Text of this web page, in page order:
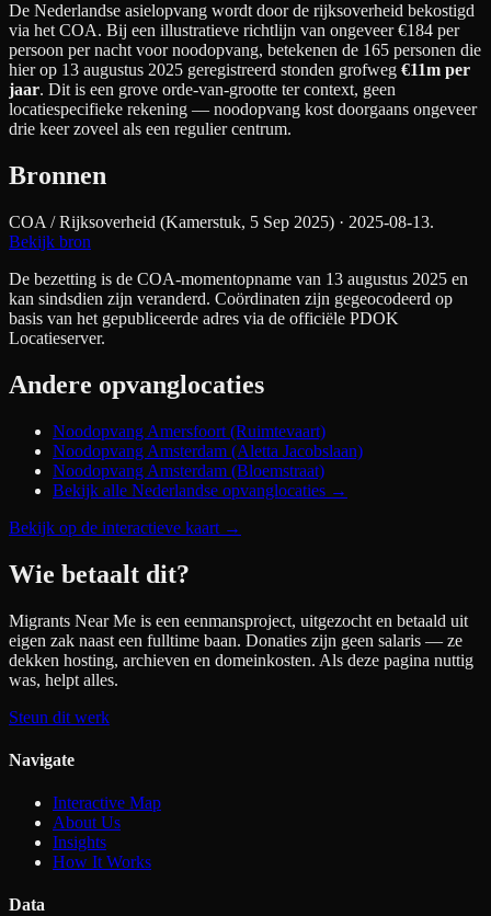
De Nederlandse asielopvang wordt door de rijksoverheid bekostigd
via het COA. Bij een illustratieve richtlijn van ongeveer €184 per
persoon per nacht voor noodopvang, betekenen de 165 personen die
hier op 13 augustus 2025 geregistreerd stonden grofweg €11m per
jaar. Dit is een grove orde-van-grootte ter context, geen
locatiespecifieke rekening — noodopvang kost doorgaans ongeveer
drie keer zoveel als een regulier centrum.
Bronnen
COA / Rijksoverheid (Kamerstuk, 5 Sep 2025) · 2025-08-13.
Bekijk bron
De bezetting is de COA-momentopname van 13 augustus 2025 en
kan sindsdien zijn veranderd. Coördinaten zijn gegeocodeerd op
basis van het gepubliceerde adres via de officiële PDOK
Locatieserver.
Andere opvanglocaties
Noodopvang Amersfoort (Ruimtevaart)
Noodopvang Amsterdam (Aletta Jacobslaan)
Noodopvang Amsterdam (Bloemstraat)
Bekijk alle Nederlandse opvanglocaties →
Bekijk op de interactieve kaart →
Wie betaalt dit?
Migrants Near Me is een eenmansproject, uitgezocht en betaald uit
eigen zak naast een fulltime baan. Donaties zijn geen salaris — ze
dekken hosting, archieven en domeinkosten. Als deze pagina nuttig
was, helpt alles.
Steun dit werk
Navigate
Interactive Map
About Us
Insights
How It Works
Data